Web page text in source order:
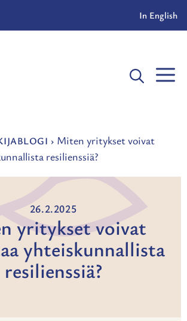
In English
› Miten yritykset voivat
resilienssiä?
26.2.2025
yritykset voivat
yhteiskunnallista
resilienssiä?